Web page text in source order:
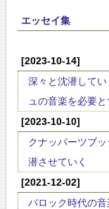
エッセイ集
[2023-10-14]
深々と沈潜して
ュの音楽を必要
[2023-10-10]
クナッパーツブ
潜させていく
[2021-12-02]
バロック時代の